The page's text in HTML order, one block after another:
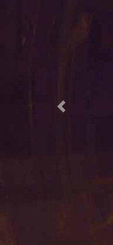
Previous